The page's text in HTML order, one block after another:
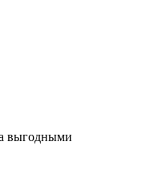
выгодными